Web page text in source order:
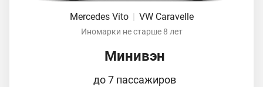
Mercedes Vito VW Caravelle
Иномарки не старше 8 лет
Минивэн
до 7 пассажиров